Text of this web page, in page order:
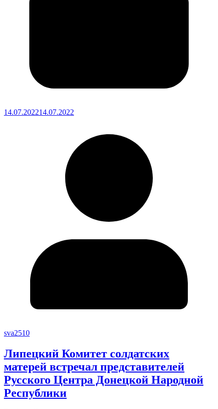
14.07.202214.07.2022
sva2510
Липецкий Комитет солдатских
матерей встречал представителей
Русского Центра Донецкой Народной
Республики